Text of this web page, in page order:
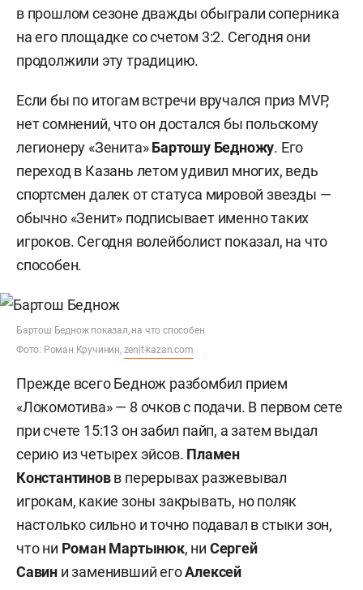
в прошлом сезоне дважды обыграли соперника
на его площадке со счетом 3:2. Сегодня они
продолжили эту традицию.
Если бы по итогам встречи вручался приз MVP,
нет сомнений, что он достался бы польскому
легионеру «Зенита»Бартошу Бедножу. Его
переход в Казань летом удивил многих, ведь
спортсмен далек от статуса мировой звезды —
обычно «Зенит» подписывает именно таких
игроков. Сегодня волейболист показал, на что
способен.
Бартош Беднож показал, на что способен
Фото: Роман Кручинин, zenit-kazan.com
Прежде всего Беднож разбомбил прием
«Локомотива» — 8 очков с подачи. В первом сете
при счете 15:13 он забил пайп, а затем выдал
серию из четырех эйсов. Пламен
Константиновв перерывах разжевывал
игрокам, какие зоны закрывать, но поляк
настолько сильно и точно подавал в стыки зон,
что ни Роман Мартынюк, ни Сергей
Савин и заменивший егоАлексей